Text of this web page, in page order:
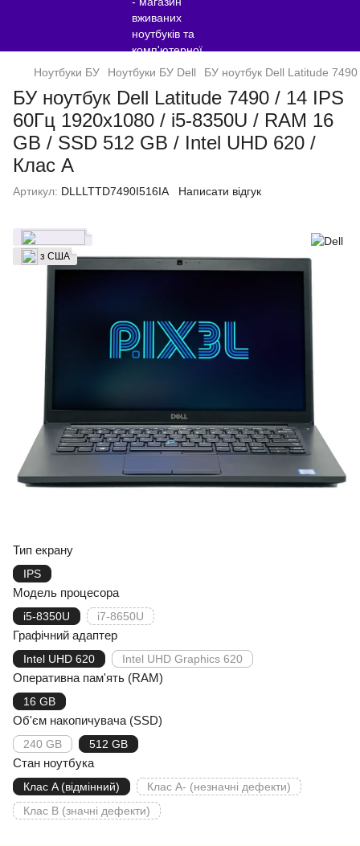
Ноутбуки БУ Ноутбуки БУ Dell БУ ноутбук Dell Latitude
БУ ноутбук Dell Latitude 7490 / 14 IPS
60Гц 1920x1080 / i5-8350U / RAM 16
GB / SSD 512 GB / Intel UHD 620 /
Клас A
Артикул: DLLLTTD7490I516IA Написати відгук
з США
Тип екрану
IPS
Модель процесора
i5-8350U i7-8650U
Графічний адаптер
Intel UHD 620 Intel UHD Graphics 620
Оперативна пам'ять (RAM)
16 GB
Об'єм накопичувача (SSD)
240 GB 512 GB
Стан ноутбука
Клас A (відмінний)
Клас A- (незначні дефекти)
Клас B (значні дефекти)